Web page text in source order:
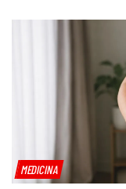
MEDICINA